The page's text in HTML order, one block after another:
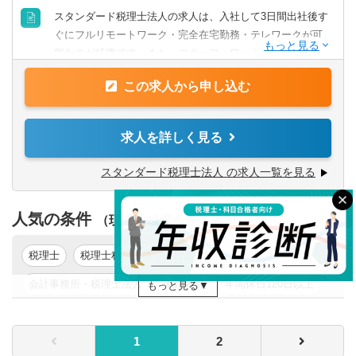
下記のどれか1つでもピンと来た方は是非ご応募ください。
■フルリモートワーク、完全在宅勤務、テレワークを中心と
した働き方で通勤時間を削減したい。
■紙ベースの仕事に疑問があり、クラウド会計を含むITツー
ルによる業務効率化に興味がある。
■ITに強い会計事務所で働きたい。
■巡回監査（訪問業務）に疑問があり、チャットやオンライ
ン会議で顧客対応したい。
■スタートアップや若手経営者のサポートがしたい。
■平均年齢30代前半の代表や同僚と一緒に働きたい。
スタンダード税理士法人の求人は、入社して3日間出社後す
ぐにフルリモートワーク・完全在宅勤務・テレワークが可
能なのが特徴です。また、マネーフォワードクラウド会計
や各種ITツールを活用した業務効率化を徹底しています。
現在、スタートアップや若手経営者を中心に月3～4社程度
のペースで顧問先が増加しており、一緒に働く仲間を募集
【職務内容】
■税務顧問業務（マニュアルで一元管理されており、実績の
蓄積データも容易に引き出せるよう環境が整えられていま
す。）
▽1年間のスケジュール
①役員報酬の決定
②毎月の会計処理
⑤年末調整と源泉税の納付
⑥法廷調書の提出
この求人から申し込む
求人を詳しく見る
スタンダード税理士法人 の求人一覧を見る
人気の条件 （現在の検索条件に追加）
税理士 税理士科目合格 日商簿記検定2級
会計事務所・税理士法人 未経験可 年間休日120日以上
年収500万円以上 東京都
もっと見る
1 2
検索する クリア